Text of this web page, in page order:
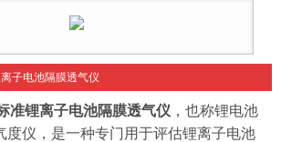
子电池隔膜透气仪
准锂离子电池隔膜透气仪 ，也称锂电池
度仪，是一种专门用于评估锂离子电池